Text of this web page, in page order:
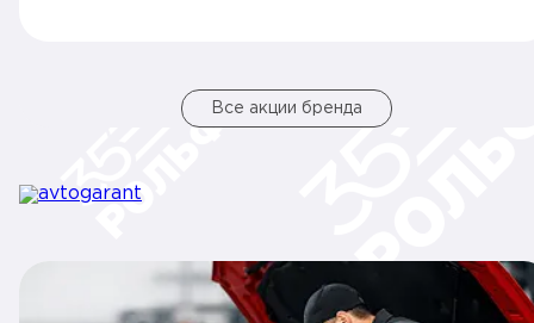
Все акции бренда